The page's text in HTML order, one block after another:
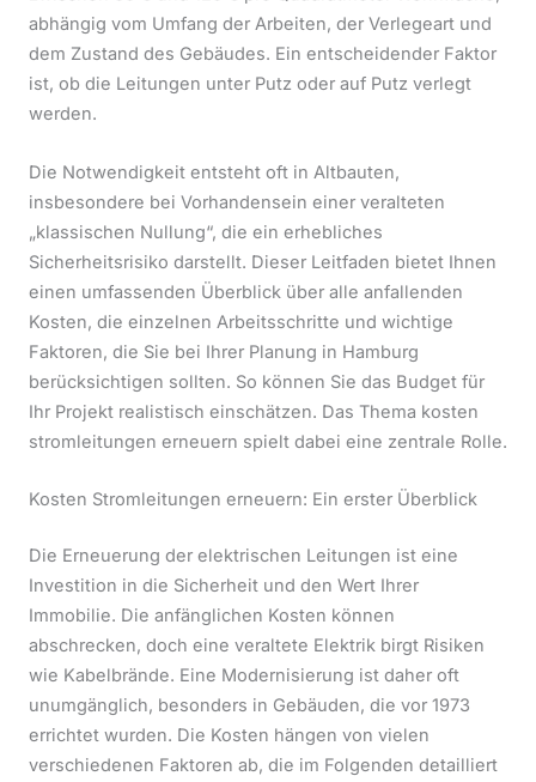
abhängig vom Umfang der Arbeiten, der Verlegeart und
dem Zustand des Gebäudes. Ein entscheidender Faktor
ist, ob die Leitungen unter Putz oder auf Putz verlegt
werden.
Die Notwendigkeit entsteht oft in Altbauten,
insbesondere bei Vorhandensein einer veralteten
„klassischen Nullung“, die ein erhebliches
Sicherheitsrisiko darstellt. Dieser Leitfaden bietet Ihnen
einen umfassenden Überblick über alle anfallenden
Kosten, die einzelnen Arbeitsschritte und wichtige
Faktoren, die Sie bei Ihrer Planung in Hamburg
berücksichtigen sollten. So können Sie das Budget für
Ihr Projekt realistisch einschätzen. Das Thema kosten
stromleitungen erneuern spielt dabei eine zentrale Rolle.
Kosten Stromleitungen erneuern: Ein erster Überblick
Die Erneuerung der elektrischen Leitungen ist eine
Investition in die Sicherheit und den Wert Ihrer
Immobilie. Die anfänglichen Kosten können
abschrecken, doch eine veraltete Elektrik birgt Risiken
wie Kabelbrände. Eine Modernisierung ist daher oft
unumgänglich, besonders in Gebäuden, die vor 1973
errichtet wurden. Die Kosten hängen von vielen
verschiedenen Faktoren ab, die im Folgenden detailliert